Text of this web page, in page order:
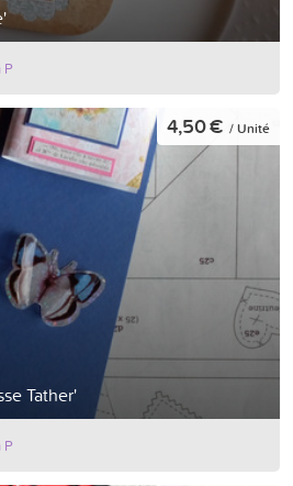
P
Tather'
4,50 € / Unité
P